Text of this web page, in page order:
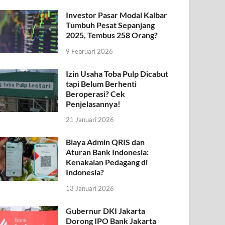
Investor Pasar Modal Kalbar
Tumbuh Pesat Sepanjang
2025, Tembus 258 Orang?
9 Februari 2026
Izin Usaha Toba Pulp Dicabut
tapi Belum Berhenti
Beroperasi? Cek
Penjelasannya!
21 Januari 2026
Biaya Admin QRIS dan
Aturan Bank Indonesia:
Kenakalan Pedagang di
Indonesia?
13 Januari 2026
Gubernur DKI Jakarta
Dorong IPO Bank Jakarta